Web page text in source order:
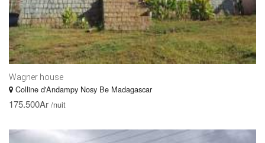
Wagner house
Colline d'Andampy Nosy Be Madagascar
175.500Ar /nuit